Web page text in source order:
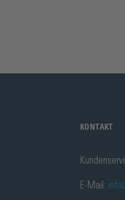
KONTAKT
E-Mail: